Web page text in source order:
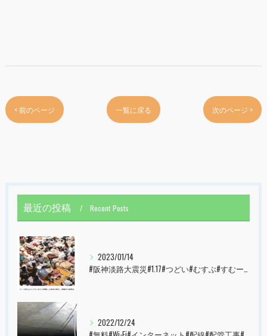
< 前のページ 一覧に戻る 次のページ >
最近の投稿 Recent Posts
2023/01/14
#阪神淡路大震災#1.17#つどい#むすぶ#すむーず#西宮市#甲子園
2022/12/24